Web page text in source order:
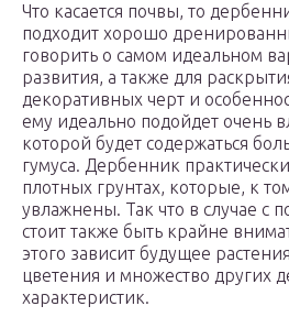
Что касается почвы, то
подходит хорошо
говорить о самом идеальном
развития, а также для
декоративных черт и
ему идеально подойдет очень
которой будет содержаться
гумуса. Дербенник
плотных грунтах, которые, к
увлажнены. Так что в случае с
стоит также быть крайне
этого зависит будущее
цветения и множество других
характеристик.